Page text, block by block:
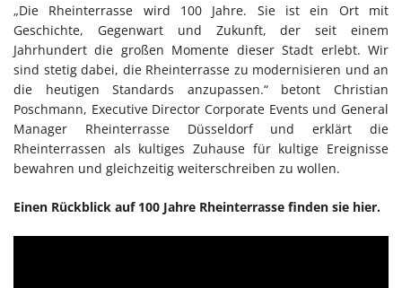
„Die Rheinterrasse wird 100 Jahre. Sie ist ein Ort mit
Geschichte, Gegenwart und Zukunft, der seit einem
Jahrhundert die großen Momente dieser Stadt erlebt. Wir
sind stetig dabei, die Rheinterrasse zu modernisieren und an
die heutigen Standards anzupassen.“ betont Christian
Poschmann, Executive Director Corporate Events und General
Manager Rheinterrasse Düsseldorf und erklärt die
Rheinterrassen als kultiges Zuhause für kultige Ereignisse
bewahren und gleichzeitig weiterschreiben zu wollen.
Einen Rückblick auf 100 Jahre Rheinterrasse finden sie hier.